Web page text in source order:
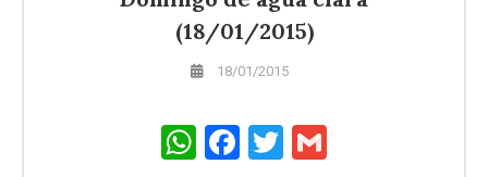
(18/01/2015)
18/01/2015
WhatsApp
Facebook
Twitter